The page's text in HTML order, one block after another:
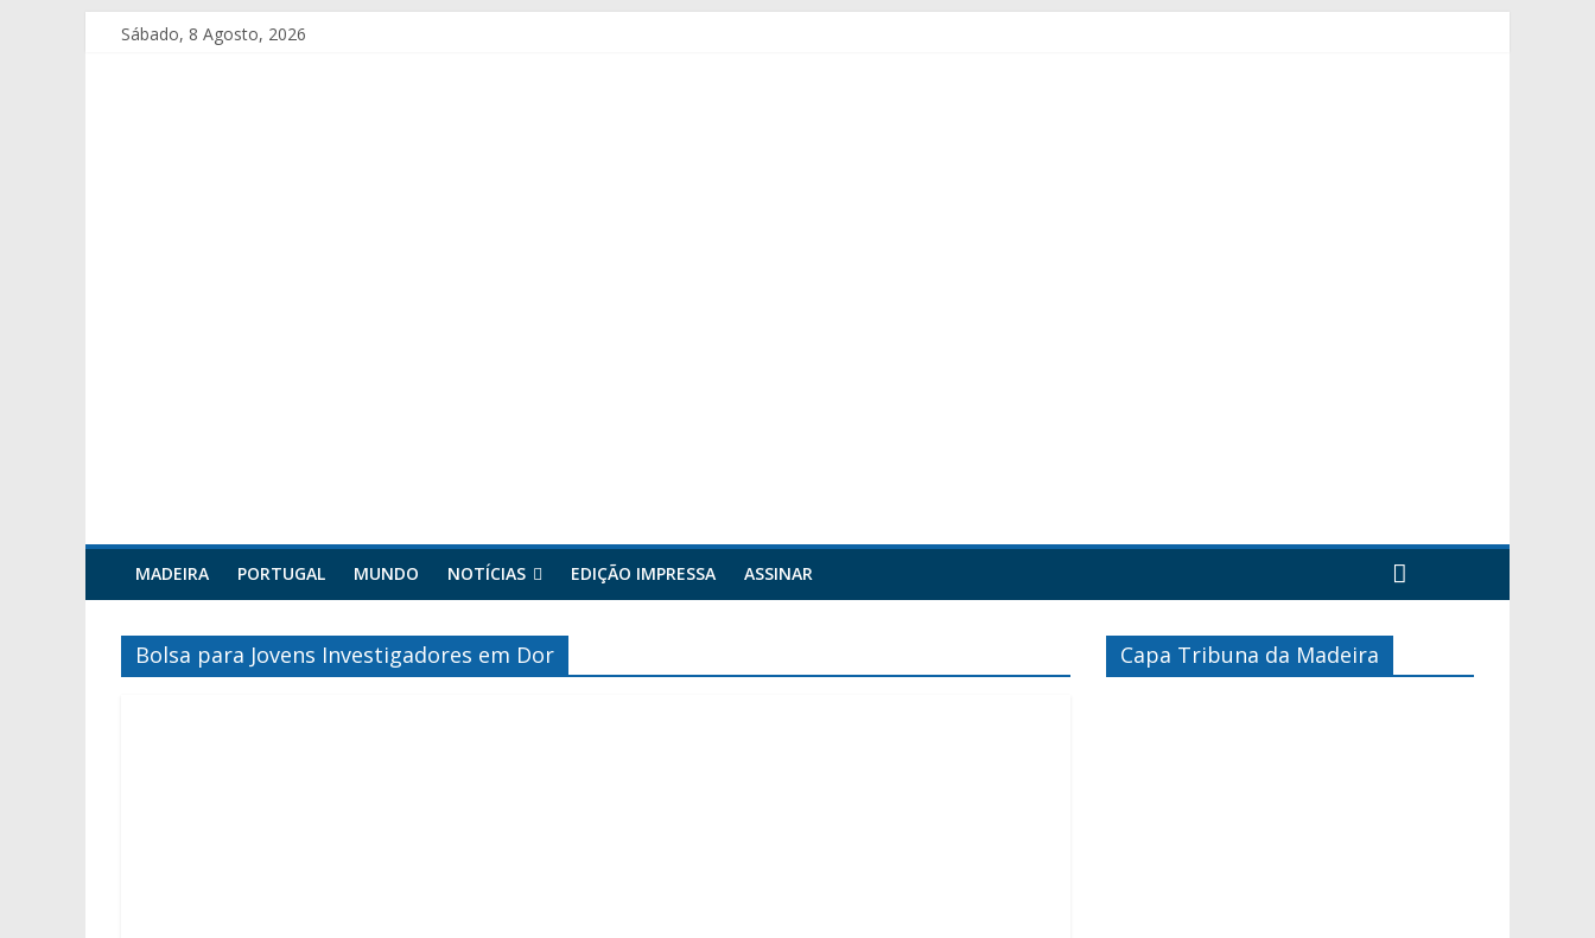
Sábado, 8 Agosto, 2026
MADEIRA PORTUGAL MUNDO NOTÍCIAS EDIÇÃO IMPRESSA ASSINAR
Bolsa para Jovens Investigadores em Dor Capa Tribuna da Madeira